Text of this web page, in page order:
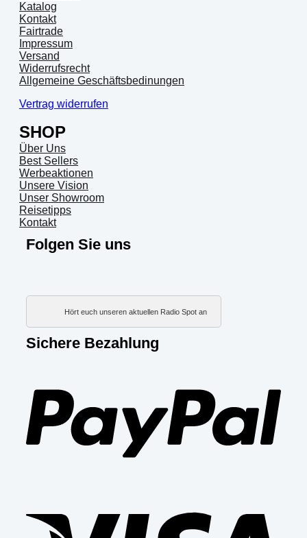
Katalog
Kontakt
Fairtrade
Impressum
Versand
Widerrufsrecht
Allgemeine Geschäftsbedinungen
Vertrag widerrufen
SHOP
Über Uns
Best Sellers
Werbeaktionen
Unsere Vision
Unser Showroom
Reisetipps
Kontakt
Folgen Sie uns
Hört euch unseren aktuellen Radio Spot an
Sichere Bezahlung